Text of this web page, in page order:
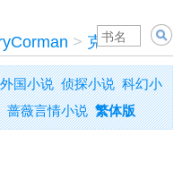
> 克莱默夫妇之
外国小说 侦探小说 科幻小
蔷薇言情小说 繁体版